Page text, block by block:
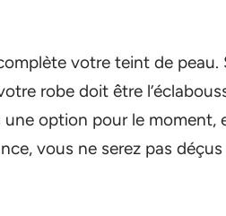
votre teint de peau.
robe doit être
une option pour le moment,
vous ne serez pas déçus